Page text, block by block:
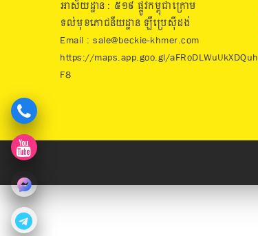
262
អាស័យដ្ឋាន : ៥១៩​ ផ្លូវកម្ពុជាក្រោម
ទល់មុខភោជនីយដ្ឋាន ឡឺប្រេសុីដង់
Email : sale@beckie-khmer.com
https://maps.app.goo.gl/aFRoDLWuUkXDQuh
F8